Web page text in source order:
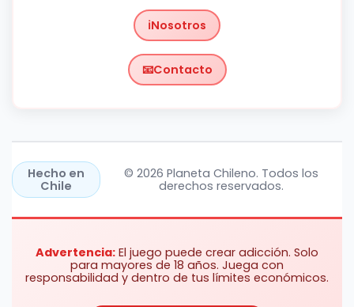
Nosotros
Contacto
Hecho en
Chile
© 2026 Planeta Chileno. Todos los
derechos reservados.
Advertencia: El juego puede crear adicción. Solo
para mayores de 18 años. Juega con
responsabilidad y dentro de tus límites económicos.